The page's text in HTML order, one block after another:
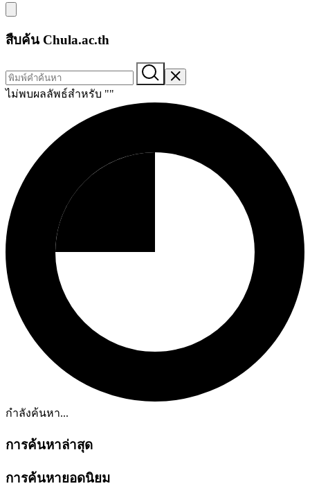
สืบค้น Chula.ac.th
ไม่พบผลลัพธ์สำหรับ ""
กำลังค้นหา...
การค้นหาล่าสุด
การค้นหายอดนิยม